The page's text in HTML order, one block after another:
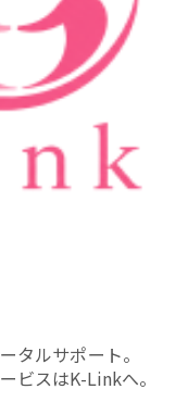
タルサポート。
ビスはK-Linkへ。